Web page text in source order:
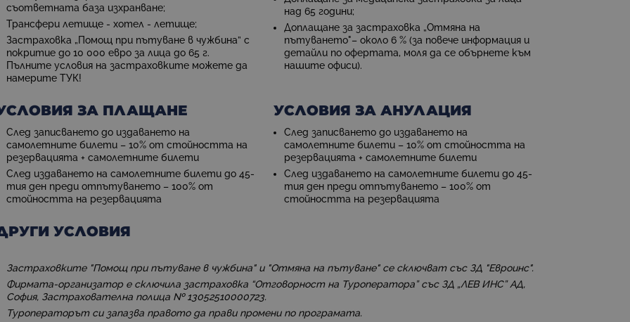
съответната база изхранване;
Трансфери летище - хотел - летище;
Застраховка „Помощ при пътуване в чужбина” с
покритие до 10 000 евро за лица до 65 г.
Пълните условия на застраховките можете да
намерите ТУК!
над 65 години;
Доплащане за застраховка „Отмяна на
пътуването"– около 6 % (за повече информация и
детайли по офертата, моля да се обърнете към
нашите офиси).
ЗА ПЛАЩАНЕ
След записването до издаването на
самолетните билети – 10% от стойността на
резервацията + самолетните билети
След издаването на самолетните билети до 45-
тия ден преди отпътуването – 100% от
стойността на резервацията
УСЛОВИЯ ЗА АНУЛАЦИЯ
След записването до издаването на
самолетните билети – 10% от стойността на
резервацията + самолетните билети
След издаването на самолетните билети до 45-
тия ден преди отпътуването – 100% от
стойността на резервацията
УСЛОВИЯ
Застраховките "Помощ при пътуване в чужбина" и "Отмяна на пътуване" се сключват със ЗД "Евроинс".
Фирмата-организатор е сключила застраховка “Отговорност на Туроператора” със ЗД „ЛЕВ ИНС” АД,
София, Застрахователна полица № 13052510000723.
Туроператорът си запазва правото да прави промени по програмата.